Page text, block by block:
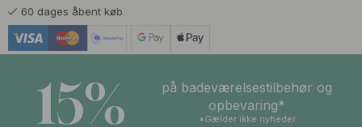
60 dages åbent køb
15%
på badeværelsestilbehør og
opbevaring*
*Gælder ikke nyheder